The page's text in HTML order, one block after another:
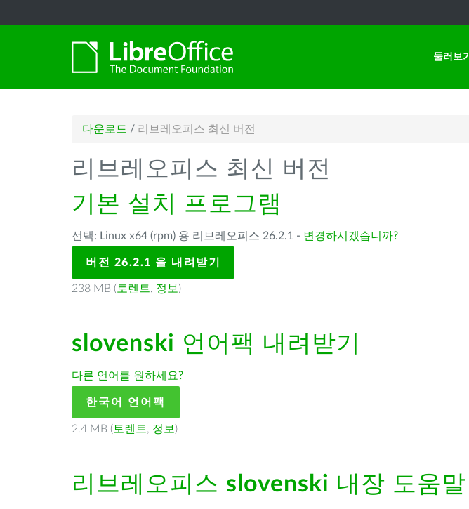
둘러보기
다운로드 / 리브레오피스 최신 버전
리브레오피스 최신 버전
기본 설치 프로그램
선택: Linux x64 (rpm) 용 리브레오피스 26.2.1 - 변경하시겠습니까?
버전 26.2.1 을 내려받기
238 MB ( 토렌트, 정보 )
slovenski 언어팩 내려받기
다른 언어를 원하세요?
한국어 언어팩
2.4 MB ( 토렌트, 정보 )
리브레오피스 slovenski 내장 도움말